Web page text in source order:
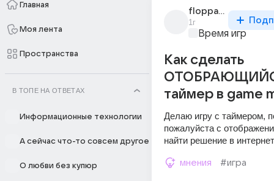
Главная
Моя лента
Пространства
В ТОПЕ НА ОТВЕТАХ
Информационные технологии
А сейчас что-то совсем другое
О любви без купюр
floppa_king356
1г
Время игр
Как сделать
таймер в game
Делаю игру с таймером,
пожалуйста с
найти решение в
мнения #игра